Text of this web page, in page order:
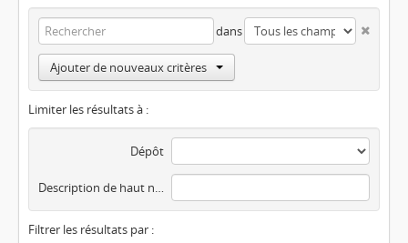
dans
Ajouter de nouveaux critères
Limiter les résultats à :
Dépôt
Description de haut niveau
Filtrer les résultats par :